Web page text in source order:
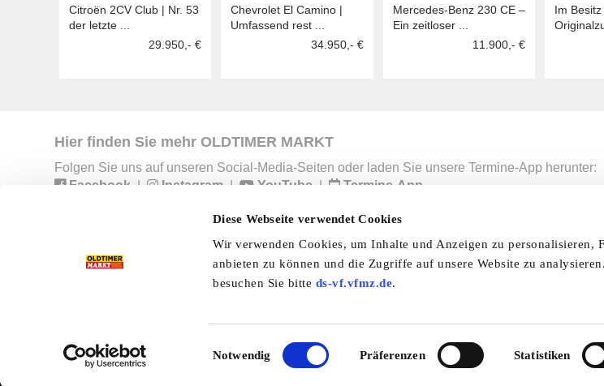
Diese Webseite verwendet Cookies
Wir verwenden Cookies, um Inhalte und Anzeigen zu personalisieren,
anbieten zu können und die Zugriffe auf unsere Website zu
besuchen Sie bitte ds-vf.vfmz.de.
Einwilligungsauswahl
Notwendig Präferenzen Statistiken
Citroën 2CV Club | Nr. 53
der letzte ...
29.950,- €
Chevrolet El Camino |
Umfassend rest ...
34.950,- €
Mercedes-Benz 230 CE –
Ein zeitloser ...
11.900,- €
Im
Hier finden Sie mehr OLDTIMER MARKT
Folgen Sie uns auf unseren Social-Media-Seiten oder laden Sie unsere Termine-App herunter:
Facebook | Instagram | YouTube | Termine-App
Preisliste AGB
Branchenbuch Shop Abo
© 2026 by oldtimer-markt.de. Alle
VF Verlagsgesellschaft